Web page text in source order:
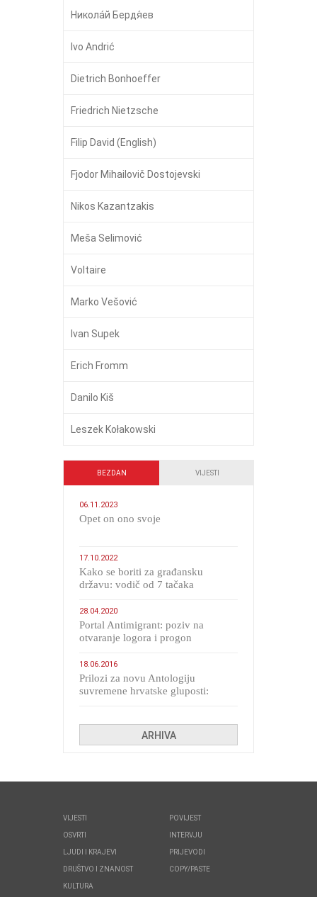
Никола́й Бердя́ев
Ivo Andrić
Dietrich Bonhoeffer
Friedrich Nietzsche
Filip David (English)
Fjodor Mihailovič Dostojevski
Nikos Kazantzakis
Meša Selimović
Voltaire
Marko Vešović
Ivan Supek
Erich Fromm
Danilo Kiš
Leszek Kołakowski
BEZDAN VIJESTI
06.11.2023
​Opet on ono svoje
17.10.2022
Kako se boriti za građansku
državu: vodič od 7 tačaka
28.04.2020
Portal Antimigrant: poziv na
otvaranje logora i progon
18.06.2016
Prilozi za novu Antologiju
suvremene hrvatske gluposti:
ARHIVA
VIJESTI
OSVRTI
LJUDI I KRAJEVI
DRUŠTVO I ZNANOST
KULTURA
POVIJEST
INTERVJU
PRIJEVODI
COPY/PASTE